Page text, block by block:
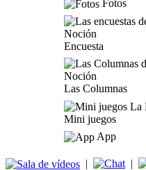
Fotos
Encuesta
Las Columnas
Mini juegos
App
| |